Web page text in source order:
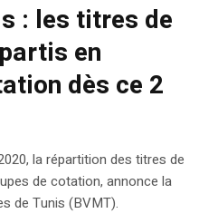
: les titres de
en
dès ce 2
la répartition des titres de
de cotation, annonce la
de Tunis (BVMT).